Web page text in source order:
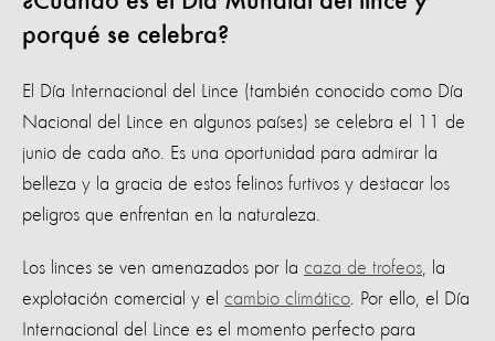
porqué se celebra?
El Día Internacional del Lince (también conocido como Día
Nacional del Lince en algunos países) se celebra el 11 de
junio de cada año. Es una oportunidad para admirar la
belleza y la gracia de estos felinos furtivos y destacar los
peligros que enfrentan en la naturaleza.
Los linces se ven amenazados por la caza de trofeos, la
explotación comercial y el cambio climático. Por ello, el Día
Internacional del Lince es el momento perfecto para